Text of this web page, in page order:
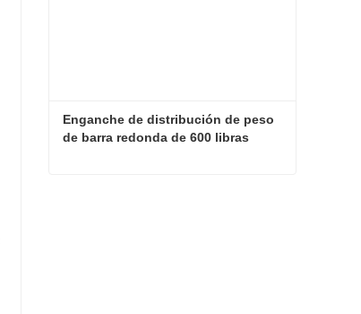
Enganche de distribución de peso
de barra redonda de 600 libras